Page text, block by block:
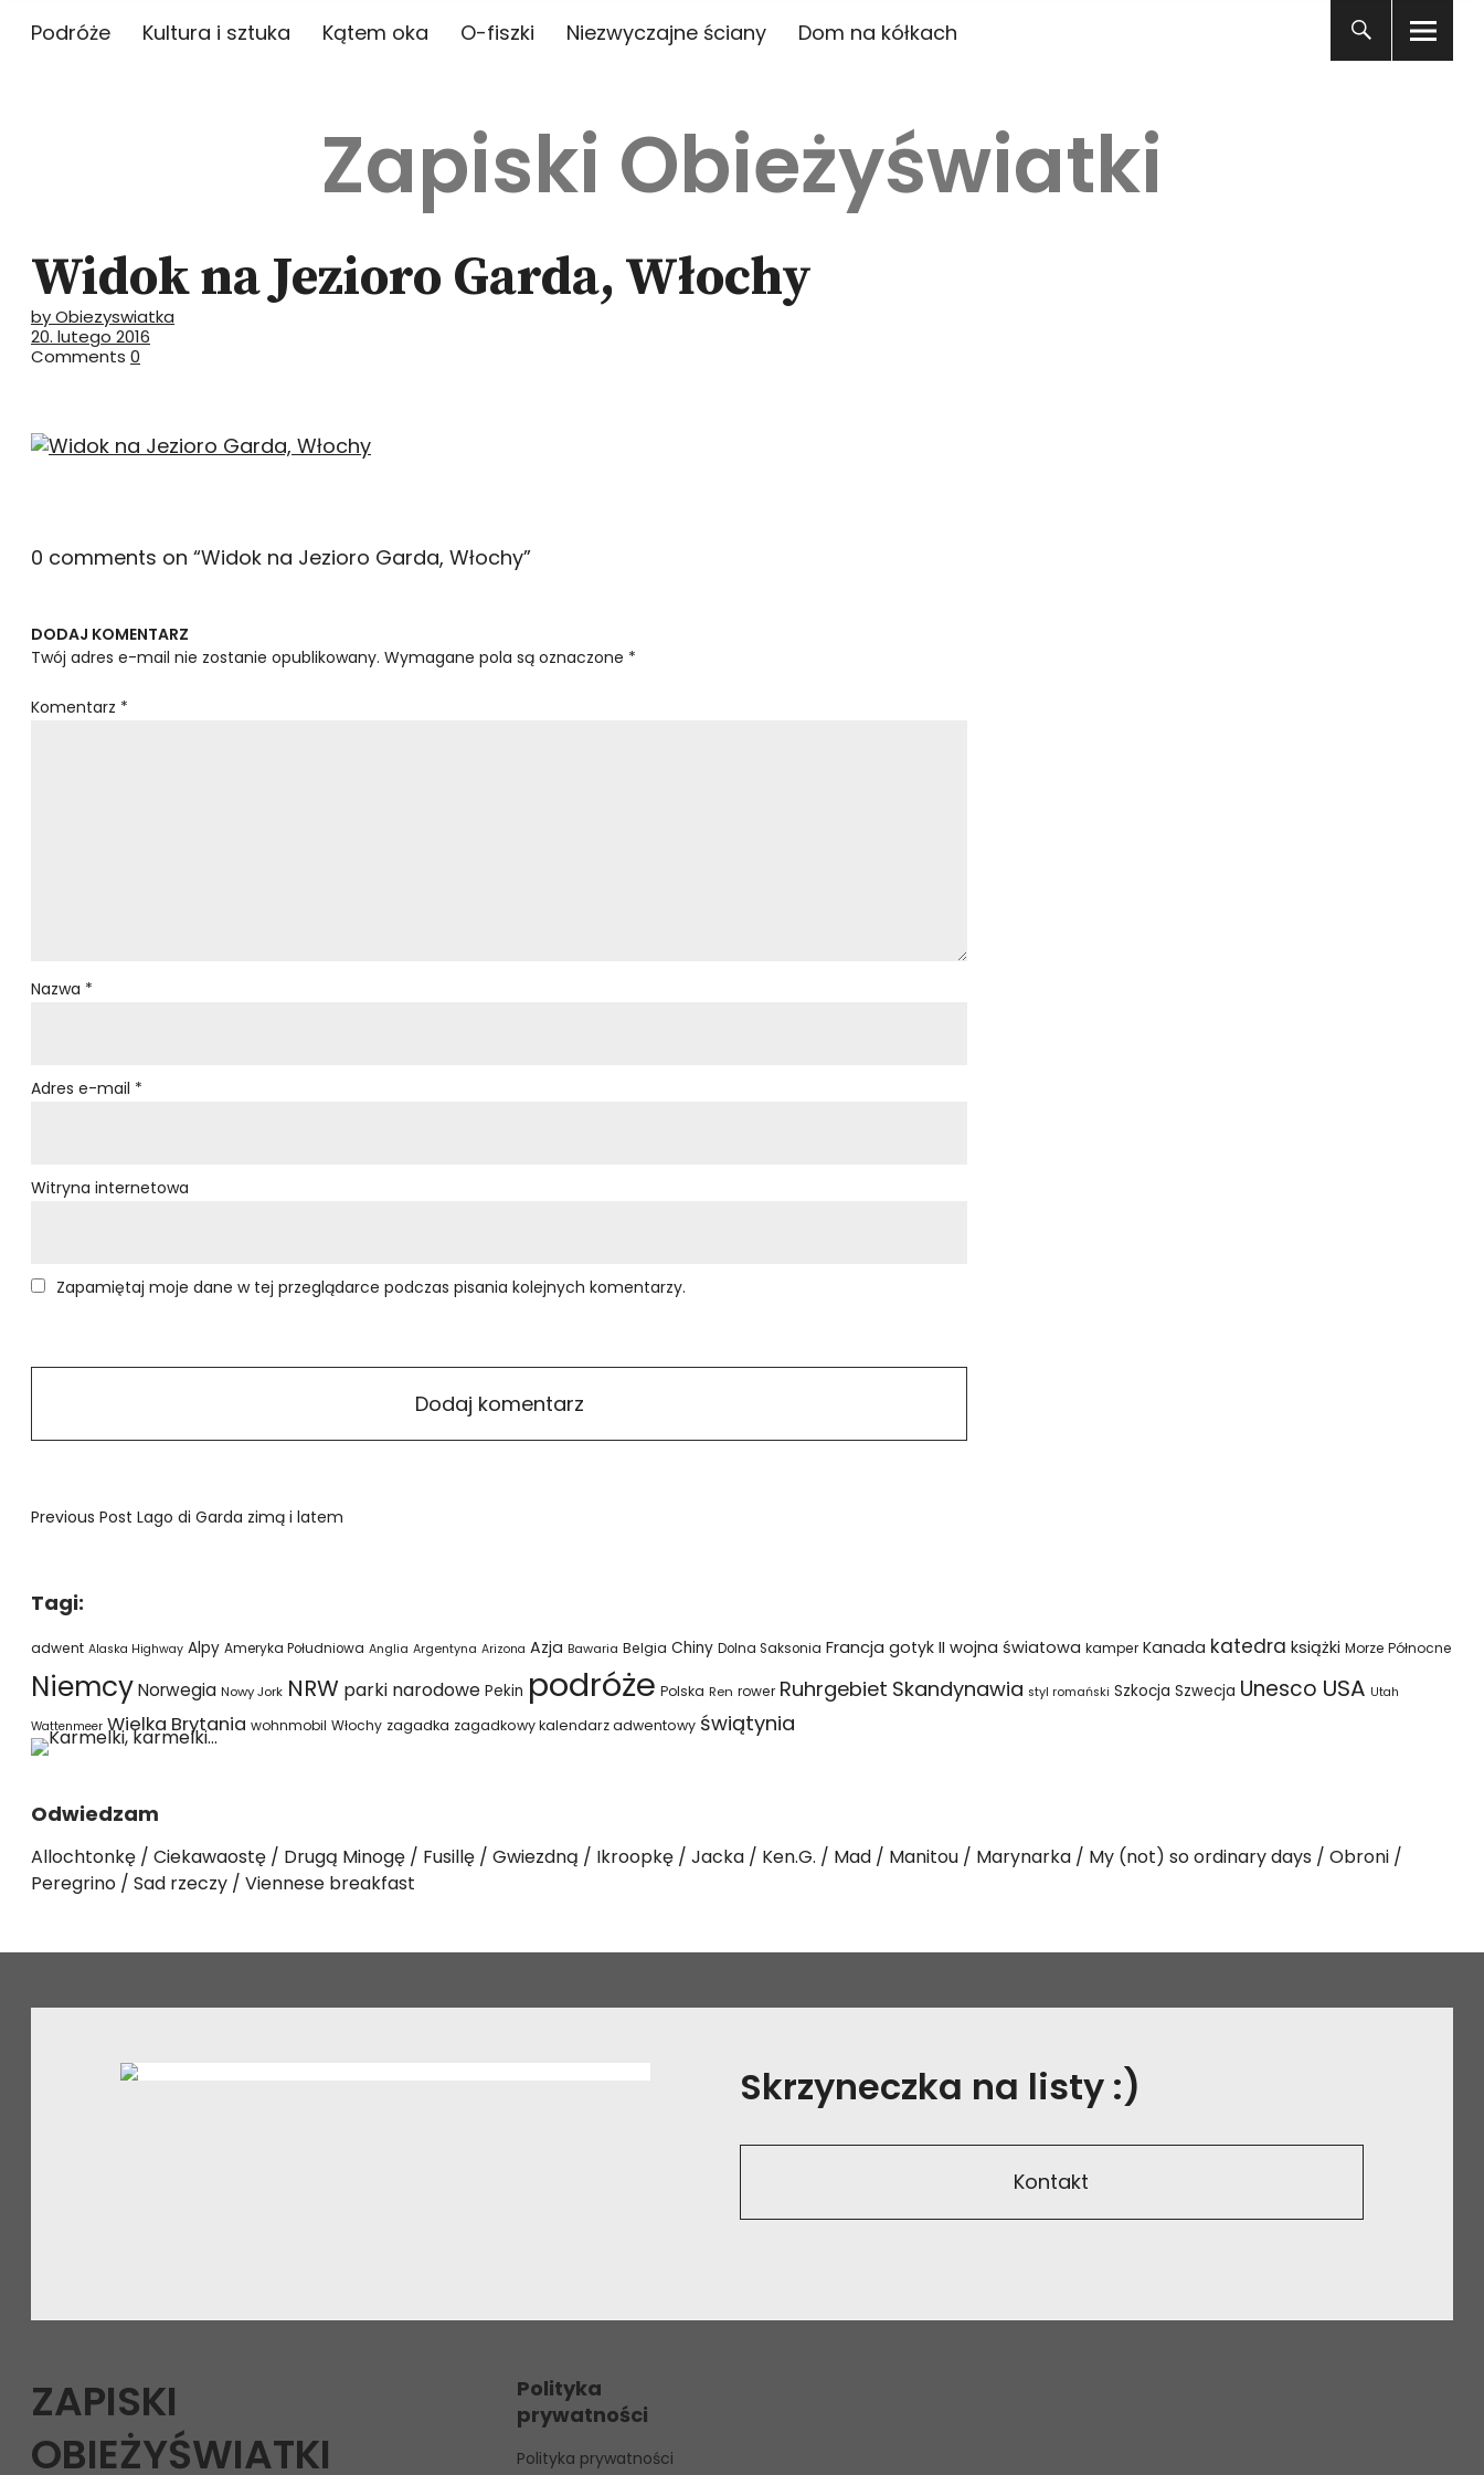
Podróże Kultura i sztuka Kątem oka O-fiszki Niezwyczajne ściany Dom na kółkach
Zapiski Obieżyświatki
Widok na Jezioro Garda, Włochy
by Obiezyswiatka
20. lutego 2016
Comments 0
0 comments on “Widok na Jezioro Garda, Włochy”
DODAJ KOMENTARZ
Twój adres e-mail nie zostanie opublikowany. Wymagane pola są oznaczone *
Komentarz *
Nazwa *
Adres e-mail *
Witryna internetowa
Zapamiętaj moje dane w tej przeglądarce podczas pisania kolejnych komentarzy.
Previous Post Lago di Garda zimą i latem
Tagi:
adwent Alaska Highway Alpy Ameryka Południowa Anglia Argentyna Arizona Azja Bawaria Belgia Chiny Dolna Saksonia Francja gotyk II wojna światowa kamper Kanada katedra książki Morze Północne
NiemcyNorwegia Nowy Jork NRW parki narodowe Pekin podróże Polska Ren rower Ruhrgebiet Skandynawia styl romański Szkocja Szwecja Unesco USA Utah
Wattenmeer Wielka Brytania wohnmobil Włochy zagadka zagadkowy kalendarz adwentowy świątynia
Odwiedzam
Allochtonkę Ciekawaostę Drugą Minogę Fusillę Gwiezdną Ikroopkę Jacka Ken.G. Mad Manitou Marynarka My (not) so ordinary days
Obroni
Peregrino
Sad rzeczy Viennese breakfast
Skrzyneczka na listy :)
Kontakt
ZAPISKI
OBIEŻYŚWIATKI
Polityka
prywatności
Polityka prywatności